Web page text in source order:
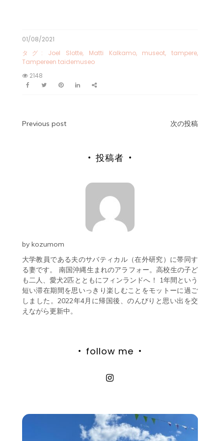
01/08/2021
タグ: Joel Slotte, Matti Kalkamo, museot,tampere,
Tampereen taidemuseo
2148
Previous post 次の投稿
投稿者
by kozumom
大学教員である夫のサバティカル（在外研究）に帯同す
る妻です。 南国沖縄生まれのアラフォー。高校生の子ど
も二人、愛犬2匹とともにフィンランドへ！ 1年間という
短い滞在期間を思いっきり楽しむことをモットーに過ご
しました。2022年4月に帰国後、のんびりと思い出を交
えながら更新中。
follow me